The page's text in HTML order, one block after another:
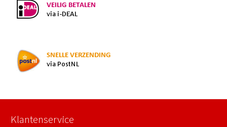
Klantenservice